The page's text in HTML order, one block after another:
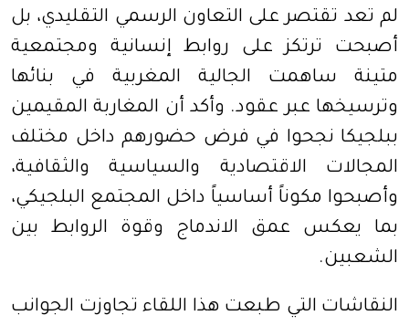
لم تعد تقتصر على التعاون الرسمي التقليدي، بل
أصبحت ترتكز على روابط إنسانية ومجتمعية
متينة ساهمت الجالية المغربية في بنائها
وترسيخها عبر عقود. وأكد أن المغاربة المقيمين
ببلجيكا نجحوا في فرض حضورهم داخل مختلف
المجالات الاقتصادية والسياسية والثقافية،
وأصبحوا مكوناً أساسياً داخل المجتمع البلجيكي،
بما يعكس عمق الاندماج وقوة الروابط بين
الشعبين.
النقاشات التي طبعت هذا اللقاء تجاوزت الجوانب